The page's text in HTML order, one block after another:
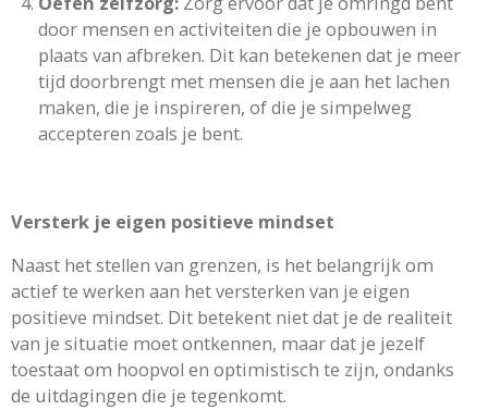
door mensen en activiteiten die je opbouwen in
plaats van afbreken. Dit kan betekenen dat je meer
tijd doorbrengt met mensen die je aan het lachen
maken, die je inspireren, of die je simpelweg
accepteren zoals je bent.
Versterk je eigen positieve mindset
Naast het stellen van grenzen, is het belangrijk om
actief te werken aan het versterken van je eigen
positieve mindset. Dit betekent niet dat je de realiteit
van je situatie moet ontkennen, maar dat je jezelf
toestaat om hoopvol en optimistisch te zijn, ondanks
de uitdagingen die je tegenkomt.